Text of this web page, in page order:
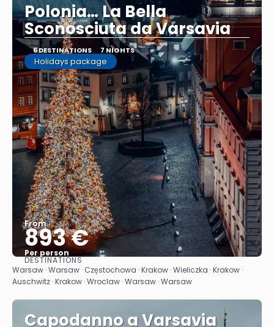
Polonia… La Bella
Sconosciuta da Varsavia
6 DESTINATIONS 7 NIGHTS
Holidays package
From
893 €
Per person
See
DESTINATIONS
Warsaw · Warsaw · Częstochowa · Krakow · Wieliczka · Krakow ·
Auschwitz · Krakow · Wroclaw · Warsaw · Warsaw
Capodanno a Varsavia